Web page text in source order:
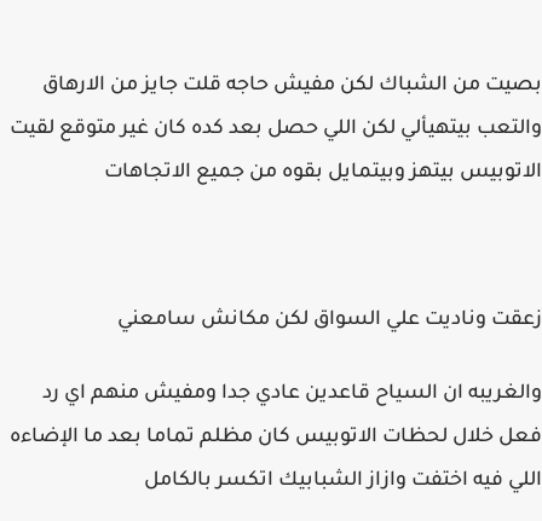
بصيت من الشباك لكن مفيش حاجه قلت جايز من الارهاق
والتعب بيتهيألي لكن اللي حصل بعد كده كان غير متوقع لقيت
الاتوبيس بيتهز وبيتمايل بقوه من جميع الاتجاهات
زعقت وناديت علي السواق لكن مكانش سامعني
والغريبه ان السياح قاعدين عادي جدا ومفيش منهم اي رد
فعل خلال لحظات الاتوبيس كان مظلم تماما بعد ما الإضاءه
اللي فيه اختفت وازاز الشبابيك اتكسر بالكامل